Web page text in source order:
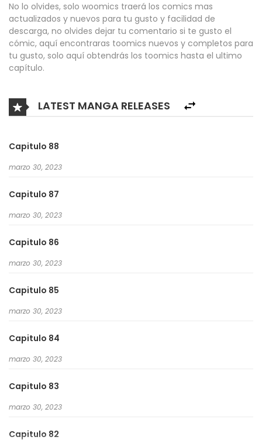
No lo olvides, solo woomics traerá los comics mas
actualizados y nuevos para tu gusto y facilidad de
descarga, no olvides dejar tu comentario si te gusto el
cómic, aquí encontraras toomics nuevos y completos para
tu gusto, solo aquí obtendrás los toomics hasta el ultimo
capítulo.
LATEST MANGA RELEASES
Capitulo 88
marzo 30, 2023
Capitulo 87
marzo 30, 2023
Capitulo 86
marzo 30, 2023
Capitulo 85
marzo 30, 2023
Capitulo 84
marzo 30, 2023
Capitulo 83
marzo 30, 2023
Capitulo 82